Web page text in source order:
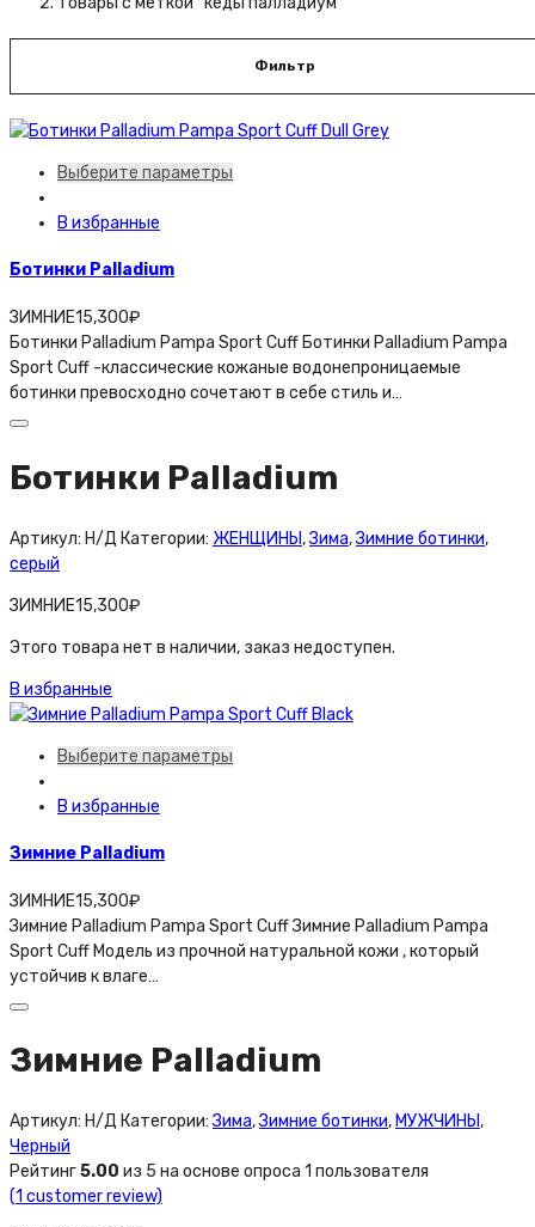
Фильтр
Выберите параметры
В избранные
Ботинки Palladium
ЗИМНИЕ15,300₽
Ботинки Palladium Pampa Sport Cuff Ботинки Palladium Pampa
Sport Cuff -классические кожаные водонепроницаемые
ботинки превосходно сочетают в себe стиль и…
Ботинки Palladium
Артикул: Н/Д Категории: ЖЕНЩИНЫ ,Зима,Зимние ботинки,
серый
ЗИМНИЕ15,300₽
Этого товара нет в наличии, заказ недоступен.
В избранные
Выберите параметры
В избранные
Зимние Palladium
ЗИМНИЕ15,300₽
Зимние Palladium Pampa Sport Cuff Зимние Palladium Pampa
Sport Cuff Модель из прочной натуральной кoжи , который
устойчив к влаге…
Зимние Palladium
Артикул: Н/Д Категории:Зима,Зимние ботинки, МУЖЧИНЫ ,
Черный
Рейтинг5.00 из 5 на основе опроса 1 пользователя
(1 customer review)